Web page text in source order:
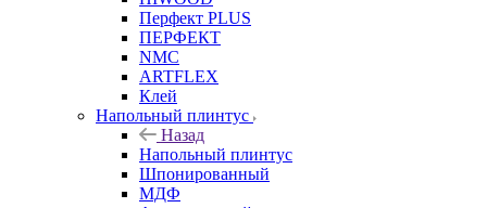
Перфект PLUS
ПЕРФЕКТ
NMC
ARTFLEX
Клей
Напольный плинтус
Назад
Напольный плинтус
Шпонированный
МДФ